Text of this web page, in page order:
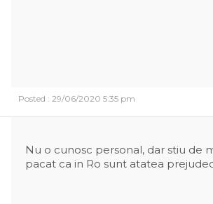
Posted : 29/06/2020 5:35 pm
Nu o cunosc personal, dar stiu de
pacat ca in Ro sunt atatea